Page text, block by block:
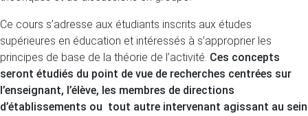
Ce cours s’adresse aux étudiants inscrits aux études
supérieures en éducation et intéressés à s’approprier les
principes de base de la théorie de l’activité. Ces concepts
seront étudiés du point de vue de recherches centrées sur
l’enseignant, l’élève, les membres de directions
d’établissements ou tout autre intervenant agissant au sein